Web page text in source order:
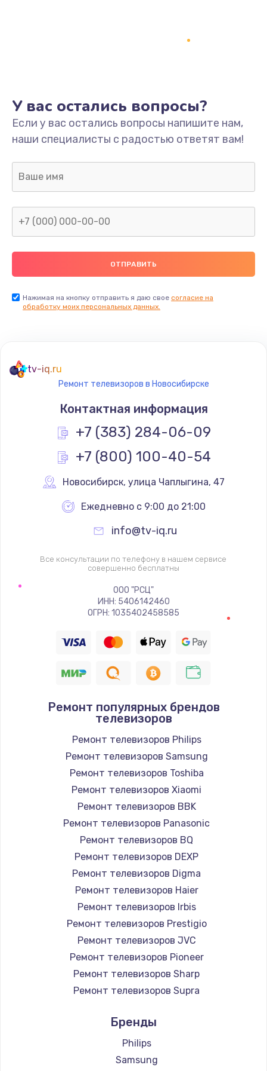
Не включается
1400 руб.
Заказать
800 руб.
400 руб.
Не реагирует на кнопки
Не сопряжается с устройством
Помехи и искажение звука
Заказать
1400 руб.
Заказать
Восстановление цепи питания, пайка
880 руб.
390 руб.
Замена Bluetooth/Wi-Fi модуля
800 руб.
Замена картридера
Заказать
Замена микросхемы NFC
1100 руб.
Заказать
Замена шим-контроллера
3900 руб.
Заказать
1030 руб.
Заказать
У вас остались вопросы?
Если у вас остались вопросы напишите нам,
наши специалисты с радостью ответят вам!
Нажимая на кнопку отправить я даю свое согласие на
обработку моих персональных данных.
tv-iq.ru
Ремонт телевизоров в Новосибирске
Контактная информация
+7 (383) 284-06-09
+7 (800) 100-40-54
Новосибирск, улица Чаплыгина, 47
Ежедневно с 9:00 до 21:00
info@tv-iq.ru
Все консультации по телефону в нашем сервисе
совершенно бесплатны
ООО "РСЦ"
ИНН: 5406142460
ОГРН: 1035402458585
Ремонт популярных брендов
телевизоров
Ремонт телевизоров Philips
Ремонт телевизоров Samsung
Ремонт телевизоров Toshiba
Ремонт телевизоров Xiaomi
Ремонт телевизоров BBK
Ремонт телевизоров Panasonic
Ремонт телевизоров BQ
Ремонт телевизоров DEXP
Ремонт телевизоров Digma
Ремонт телевизоров Haier
Ремонт телевизоров Irbis
Ремонт телевизоров Prestigio
Ремонт телевизоров JVC
Ремонт телевизоров Pioneer
Ремонт телевизоров Sharp
Ремонт телевизоров Supra
Ремонт телевизоров Hisense
Ремонт телевизоров Daewoo
Ремонт телевизоров Centek
Бренды
Philips
Samsung